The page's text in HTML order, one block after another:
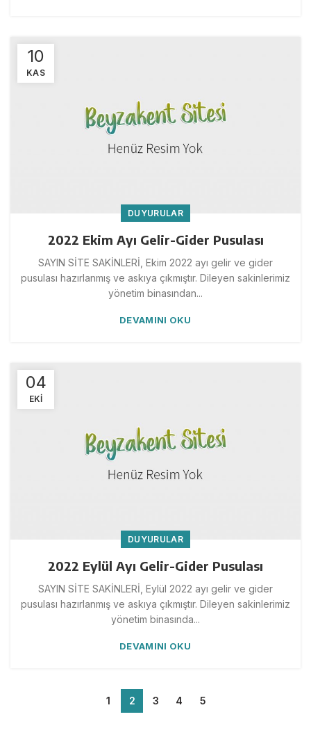
10
KAS
DUYURULAR
2022 Ekim Ayı Gelir-Gider Pusulası
SAYIN SİTE SAKİNLERİ, Ekim 2022 ayı gelir ve gider
pusulası hazırlanmış ve askıya çıkmıştır. Dileyen sakinlerimiz
yönetim binasından...
DEVAMINI OKU
04
EKI
DUYURULAR
2022 Eylül Ayı Gelir-Gider Pusulası
SAYIN SİTE SAKİNLERİ, Eylül 2022 ayı gelir ve gider
pusulası hazırlanmış ve askıya çıkmıştır. Dileyen sakinlerimiz
yönetim binasında...
DEVAMINI OKU
1 2 3 4 5